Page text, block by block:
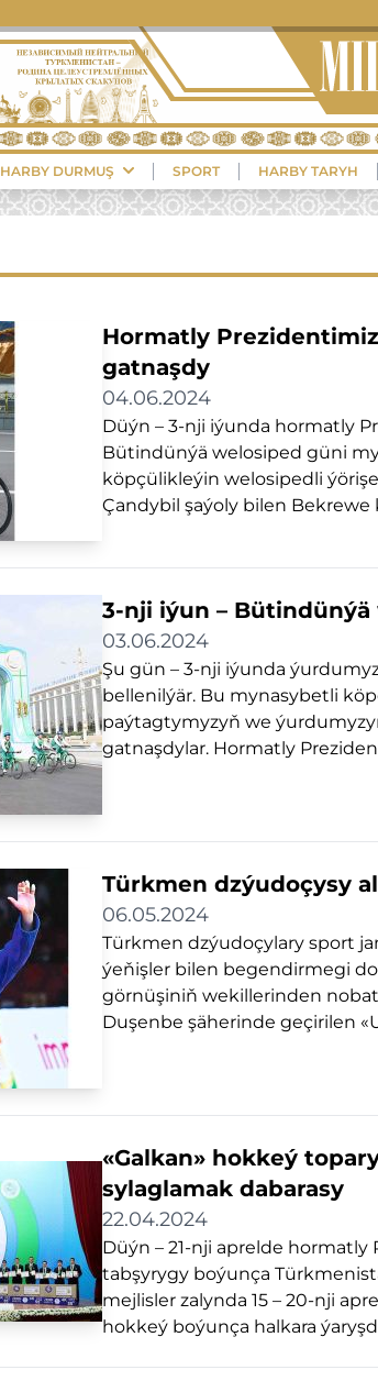
HARBY DURMUŞ SPORT HARBY TARYH
Hormatly
gatnaşdy
04.06.2024
Düýn – 3-nji iýunda hormatly
Bütindünýä welosiped güni
köpçülikleýin welosipedli
Çandybil şaýoly bilen Bekrewe
3-nji iýun –
03.06.2024
Şu gün – 3-nji iýunda
bellenilýär. Bu mynasybetli
paýtagtymyzyň we
gatnaşdylar. Hormatly
Türkmen dzýudoçysy
06.05.2024
Türkmen dzýudoçylary sport
ýeňişler bilen begendirmegi
görnüşiniň wekillerinden
Duşenbe şäherinde geçirilen
«Galkan» hokkeý
sylaglamak dabarasy
22.04.2024
Düýn – 21-nji aprelde
tabşyrygy boýunça
mejlisler zalynda 15 – 20-nji
hokkeý boýunça halkara